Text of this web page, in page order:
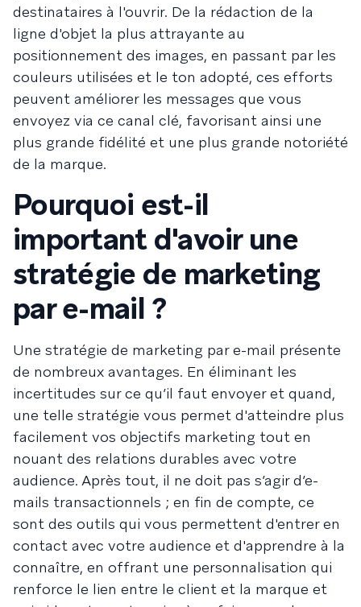
destinataires à l'ouvrir. De la rédaction de la
ligne d'objet la plus attrayante au
positionnement des images, en passant par les
couleurs utilisées et le ton adopté, ces efforts
peuvent améliorer les messages que vous
envoyez via ce canal clé, favorisant ainsi une
plus grande fidélité et une plus grande notoriété
de la marque.
Pourquoi est-il
important d'avoir une
stratégie de marketing
par e-mail ?
Une stratégie de marketing par e-mail présente
de nombreux avantages. En éliminant les
incertitudes sur ce qu’il faut envoyer et quand,
une telle stratégie vous permet d'atteindre plus
facilement vos objectifs marketing tout en
nouant des relations durables avec votre
audience. Après tout, il ne doit pas s’agir d’e-
mails transactionnels ; en fin de compte, ce
sont des outils qui vous permettent d'entrer en
contact avec votre audience et d'apprendre à la
connaître, en offrant une personnalisation qui
renforce le lien entre le client et la marque et